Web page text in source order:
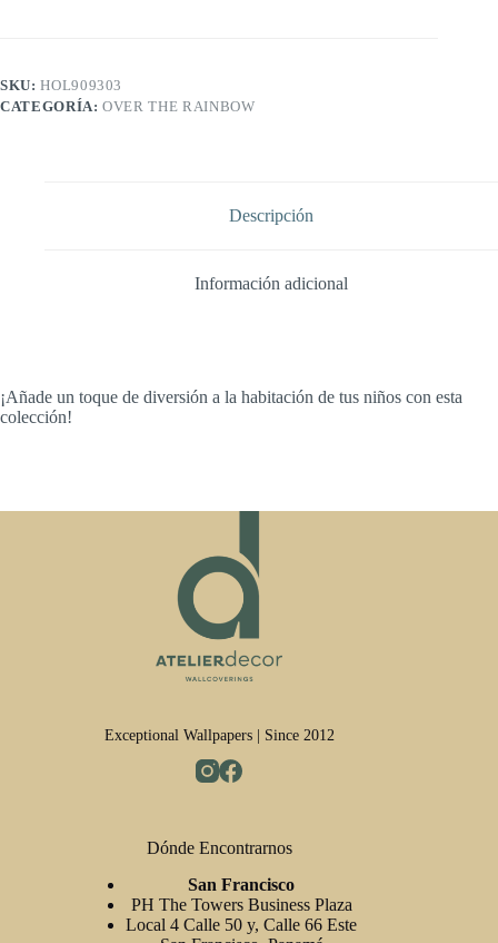
SKU:HOL909303
CATEGORÍA:OVER THE RAINBOW
Descripción
Información adicional
¡Añade un toque de diversión a la habitación de tus niños con esta
colección!
Exceptional Wallpapers | Since 2012
Dónde Encontrarnos
San Francisco
PH The Towers Business Plaza
Local 4 Calle 50 y, Calle 66 Este